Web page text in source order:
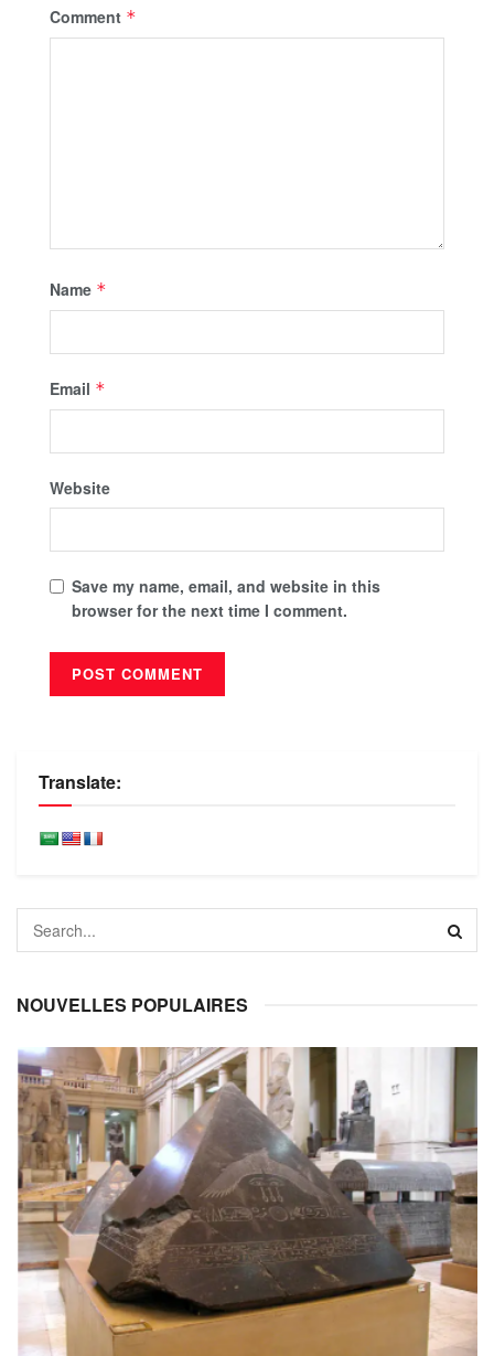
Comment *
Name *
Email *
Website
Save my name, email, and website in this
browser for the next time I comment.
Translate:
NOUVELLES POPULAIRES